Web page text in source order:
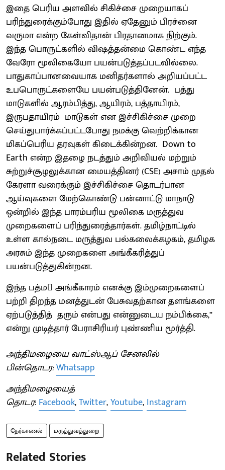
இதை பெரிய அளவில் சிகிச்சை முறையாகப்
பரிந்துரைக்கும்போது இதில் ஏதேனும் பிரச்னை
வருமா என்ற கேள்விதான் பிரதானமாக நிற்கும்.
இந்த பொருட்களில் விஷத்தன்மை கொண்ட எந்த
வேரோ மூலிகையோ பயன்படுத்தப்படவில்லை.
பாதுகாப்பானவையாக மனிதர்களால் அறியப்பட்ட
உபபொருட்களையே பயன்படுத்தினேன். பத்து
மாடுகளில் ஆரம்பித்து, ஆயிரம், பத்தாயிரம்,
இருபதாயிரம் மாடுகள் என இச்சிகிச்சை முறை
செய்துபார்க்கப்பட்டபோது நமக்கு வெற்றிக்கான
மிகப்பெரிய தரவுகள் கிடைக்கின்றன. Down to
Earth என்ற இதழை நடத்தும் அறிவியல் மற்றும்
சுற்றுச்சூழலுக்கான மையத்தினர் (CSE) அசாம் முதல்
கேரளா வரைக்கும் இச்சிகிச்சை தொடர்பான
ஆய்வுகளை மேற்கொண்டு பன்னாட்டு மாநாடு
ஒன்றில் இந்த பாரம்பரிய மூலிகை மருத்துவ
முறைகளைப் பரிந்துரைத்தார்கள். தமிழ்நாட்டில்
உள்ள கால்நடை மருத்துவ பல்கலைக்கழகம், தமிழக
அரசும் இந்த முறைகளை அங்கீகரித்துப்
பயன்படுத்துகின்றன.
இந்த பத்ம அங்கீகாரம் எனக்கு இம்முறைகளைப்
பற்றி திறந்த மனத்துடன் பேசுவதற்கான தளங்களை
ஏற்படுத்தித் தரும் என்பது என்னுடைய நம்பிக்கை,”
என்று முடித்தார் பேராசிரியர் புண்ணிய மூர்த்தி.
அந்திமழையை வாட்ஸ்ஆப் சேனலில்
பின்தொடர:Whatsapp
அந்திமழையைத்
தொடர: Facebook,Twitter,Youtube, Instagram
நேர்காணல் மருத்துவத்துறை
Related Stories